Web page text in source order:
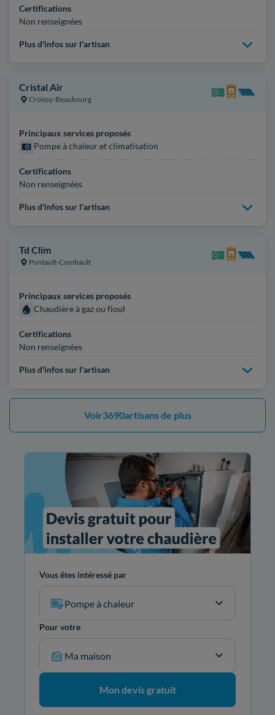
Certifications
Non renseignées
Plus d'infos sur l'artisan
Cristal Air
Croissy-Beaubourg
Principaux services proposés
Pompe à chaleur et climatisation
Certifications
Non renseignées
Plus d'infos sur l'artisan
Td Clim
Pontault-Combault
Principaux services proposés
Chaudière à gaz ou fioul
Certifications
Non renseignées
Plus d'infos sur l'artisan
Voir3690artisans de plus
Vous êtes intéressé par
Pompe à chaleur
Pour votre
Ma maison
Mon devis gratuit